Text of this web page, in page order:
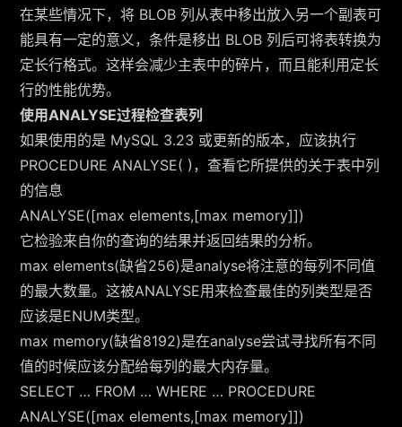
在某些情况下，将 BLOB 列从表中移出放入另一个副表可
能具有一定的意义，条件是移出 BLOB 列后可将表转换为
定长行格式。这样会减少主表中的碎片，而且能利用定长
行的性能优势。
使用ANALYSE过程检查表列
如果使用的是 MySQL 3.23 或更新的版本，应该执行
PROCEDURE ANALYSE( )，查看它所提供的关于表中列
的信息
ANALYSE([max elements,[max memory]])
它检验来自你的查询的结果并返回结果的分析。
max elements(缺省256)是analyse将注意的每列不同值
的最大数量。这被ANALYSE用来检查最佳的列类型是否
应该是ENUM类型。
max memory(缺省8192)是在analyse尝试寻找所有不同
值的时候应该分配给每列的最大内存量。
SELECT … FROM … WHERE … PROCEDURE
ANALYSE([max elements,[max memory]])